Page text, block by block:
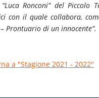
Ronconi” del Piccolo
con il quale collabora,
Prontuario di un innocente”.
a "Stagione 2021 - 2022"